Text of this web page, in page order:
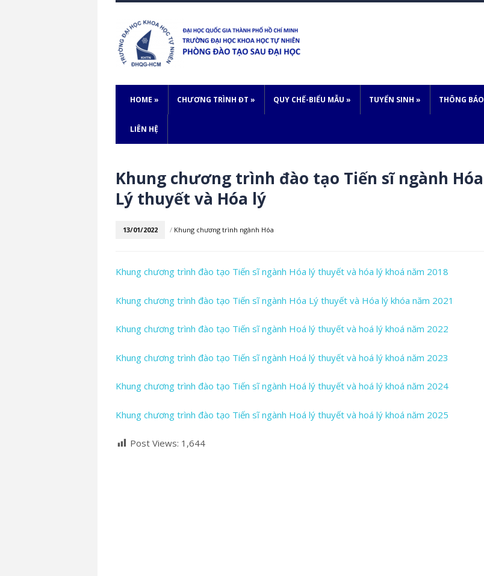
HOME » CHƯƠNG TRÌNH ĐT » QUY CHẾ-BIỂU MẪU » TUYỂN SINH » THÔNG BÁO
LIÊN HỆ
Khung chương trình đào tạo Tiến sĩ ngành Hóa
Lý thuyết và Hóa lý
13/01/2022 / Khung chương trình ngành Hóa
Khung chương trình đào tạo Tiến sĩ ngành Hóa lý thuyết và hóa lý khoá năm 2018
Khung chương trình đào tạo Tiến sĩ ngành Hóa Lý thuyết và Hóa lý khóa năm 2021
Khung chương trình đào tạo Tiến sĩ ngành Hoá lý thuyết và hoá lý khoá năm 2022
Khung chương trình đào tạo Tiến sĩ ngành Hoá lý thuyết và hoá lý khoá năm 2023
Khung chương trình đào tạo Tiến sĩ ngành Hoá lý thuyết và hoá lý khoá năm 2024
Khung chương trình đào tạo Tiến sĩ ngành Hoá lý thuyết và hoá lý khoá năm 2025
Post Views: 1,644